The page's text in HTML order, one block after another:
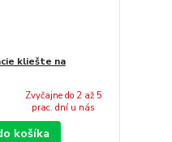
kliešte na
Zvyčajne do 2 až 5
prac. dní u nás
košíka